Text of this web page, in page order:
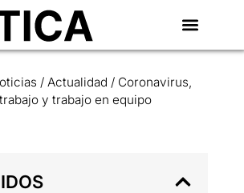
/ Actualidad / Coronavirus,
y trabajo en equipo